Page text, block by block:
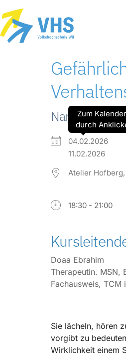
Narzissten
04.02.2026
Zum
durch
11.02.2026
Atelier
18:30 - 21:00
Doaa Ebrahim
Therapeutin. MSN,
Fachausweis, TCM
Sie lächeln, hören
vorgibt zu
Wirklichkeit einem